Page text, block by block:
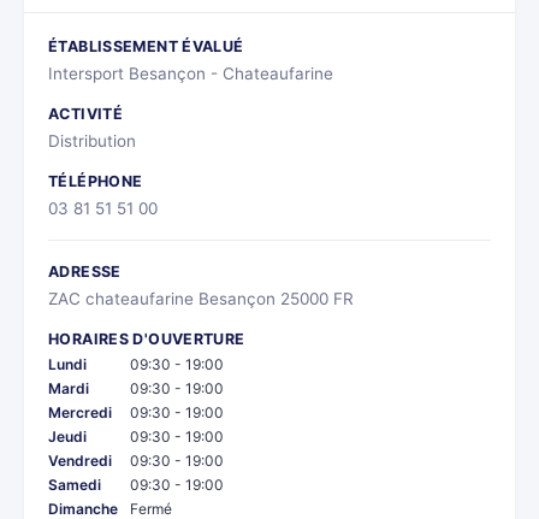
ÉTABLISSEMENT ÉVALUÉ
Intersport Besançon - Chateaufarine
ACTIVITÉ
Distribution
TÉLÉPHONE
03 81 51 51 00
ADRESSE
ZAC chateaufarine Besançon 25000 FR
HORAIRES D'OUVERTURE
Lundi
09:30 - 19:00
Mardi
09:30 - 19:00
Mercredi
09:30 - 19:00
Jeudi
09:30 - 19:00
Vendredi
09:30 - 19:00
Samedi
09:30 - 19:00
Dimanche
Fermé